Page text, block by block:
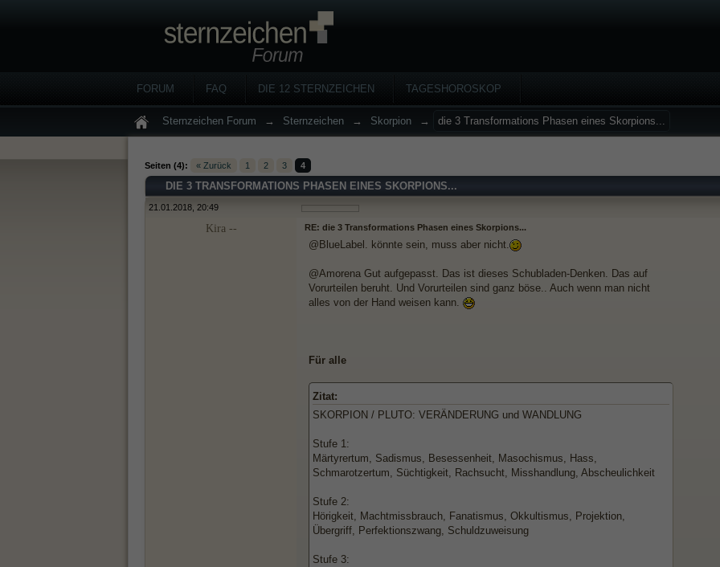
FORUM FAQ DIE 12 STERNZEICHEN TAGESHOROSKOP
Sternzeichen Forum → Sternzeichen → Skorpion → die 3 Transformations Phasen eines Skorpions...
Seiten (4): « Zurück 1 2 3 4
DIE 3 TRANSFORMATIONS PHASEN EINES SKORPIONS...
21.01.2018, 20:49
Kira -- RE: die 3 Transformations Phasen eines Skorpions...
@BlueLabel. könnte sein, muss aber nicht.
@Amorena Gut aufgepasst. Das ist dieses Schubladen-Denken. Das auf
Vorurteilen beruht. Und Vorurteilen sind ganz böse.. Auch wenn man nicht
alles von der Hand weisen kann.
Für alle
Zitat:
SKORPION / PLUTO: VERÄNDERUNG und WANDLUNG
Stufe 1:
Märtyrertum, Sadismus, Besessenheit, Masochismus, Hass,
Schmarotzertum, Süchtigkeit, Rachsucht, Misshandlung, Abscheulichkeit
Stufe 2:
Hörigkeit, Machtmissbrauch, Fanatismus, Okkultismus, Projektion,
Übergriff, Perfektionszwang, Schuldzuweisung
Stufe 3: